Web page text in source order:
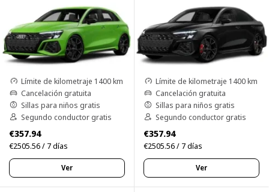
Límite de kilometraje 1400 km
Cancelación gratuita
Sillas para niños gratis
Segundo conductor gratis
€357.94
€2505.56 / 7 días
Ver
Límite de kilometraje 1400 km
Cancelación gratuita
Sillas para niños gratis
Segundo conductor gratis
€357.94
€2505.56 / 7 días
Ver